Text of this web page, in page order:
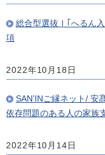
総合型選抜Ⅰ｢へるん
項
2022年10月18日
SAN’INご縁ネット/ 安
依存問題のある人の家族
2022年10月14日